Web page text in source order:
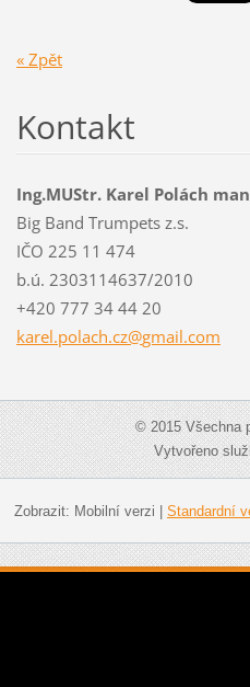
« Zpět
Kontakt
Ing.MUStr. Karel Polách
Big Band Trumpets z.s.
IČO 225 11 474
b.ú. 2303114637/2010
+420 777 34 44 20
karel.polach.cz@gmail.com
© 2015 Všechna
Vytvořeno
Zobrazit: Mobilní verzi Standardní